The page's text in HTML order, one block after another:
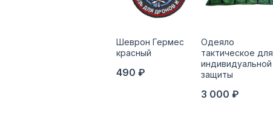
Шеврон Гермес
красный
490 ₽
Одеяло
тактическое для
индивидуальной
защиты
3 000 ₽